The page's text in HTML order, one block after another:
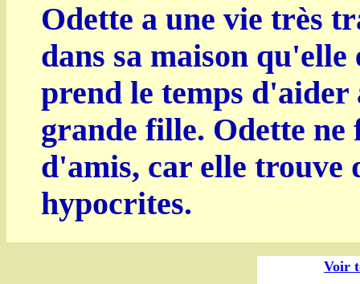
Odette a une vie très
dans sa maison
prend le temps d'aider
grande fille. Odette ne
d'amis, car elle trouve
hypocrites.
Voir